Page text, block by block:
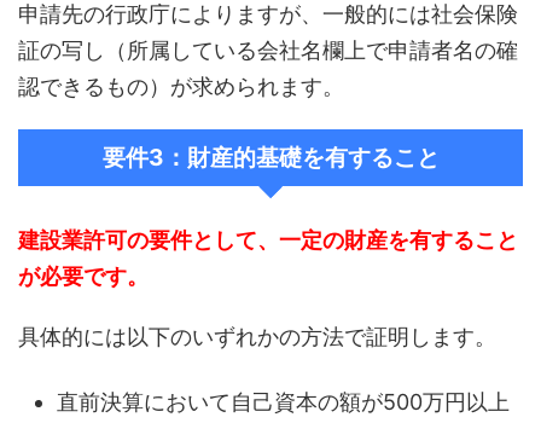
申請先の行政庁によりますが、一般的には社会保険
証の写し（所属している会社名欄上で申請者名の確
認できるもの）が求められます。
要件3：財産的基礎を有すること
建設業許可の要件として、一定の財産を有すること
が必要です。
具体的には以下のいずれかの方法で証明します。
直前決算において自己資本の額が500万円以上